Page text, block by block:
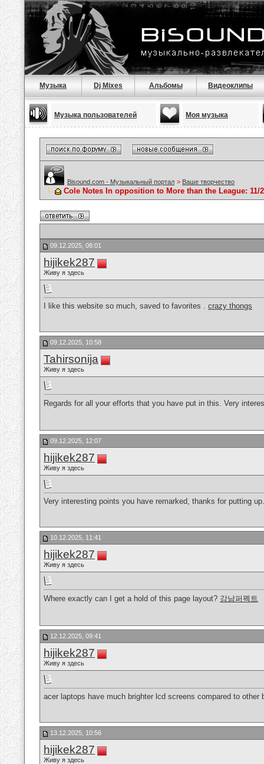
Музыка Dj Mixes Альбомы Видеоклипы
Музыка пользователей Моя музыка
Bisound.com - Музыкальный портал > Ваше творчество
Cole Notes In opposition to More than the League: 11/
09.12.2025, 08:01
hijikek287
Живу я здесь
I like this website so much, saved to favorites . crazy thongs
09.12.2025, 10:58
Tahirsonija
Живу я здесь
Regards for all your efforts that you have put in this. Very
09.12.2025, 12:07
hijikek287
Живу я здесь
Very interesting points you have remarked, thanks for putting
10.12.2025, 11:41
hijikek287
Живу я здесь
Where exactly can I get a hold of this page layout? 강남퍼펙트
12.12.2025, 09:41
hijikek287
Живу я здесь
acer laptops have much brighter lcd screens compared to other
13.12.2025, 10:56
hijikek287
Живу я здесь